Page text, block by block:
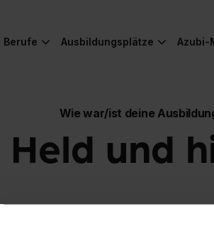
Berufe Ausbildungsplätze Azubi-
Wie war/ist deine
Held und